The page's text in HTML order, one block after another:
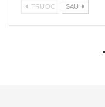
TRƯƠC SAU